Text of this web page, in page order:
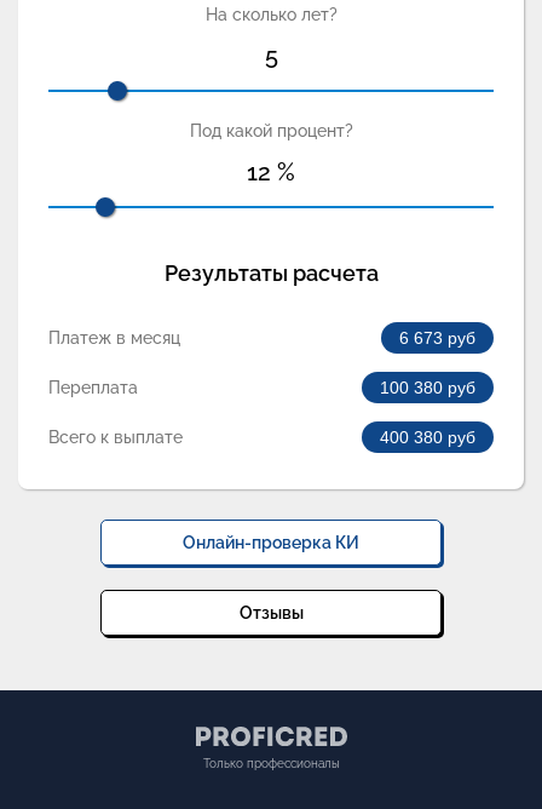
На сколько лет?
5
Под какой процент?
12 %
Результаты расчета
Платеж в месяц 6 673 руб
Переплата 100 380 руб
Всего к выплате 400 380 руб
Онлайн-проверка КИ
Отзывы
Только профессионалы